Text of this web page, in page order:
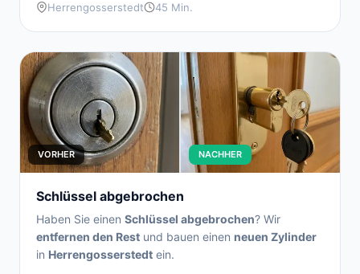
Herrengosserstedt 45 Min.
VORHER NACHHER
Schlüssel abgebrochen
Haben Sie einen Schlüssel abgebrochen? Wir
entfernen den Rest und bauen einen neuen Zylinder
in Herrengosserstedt ein.